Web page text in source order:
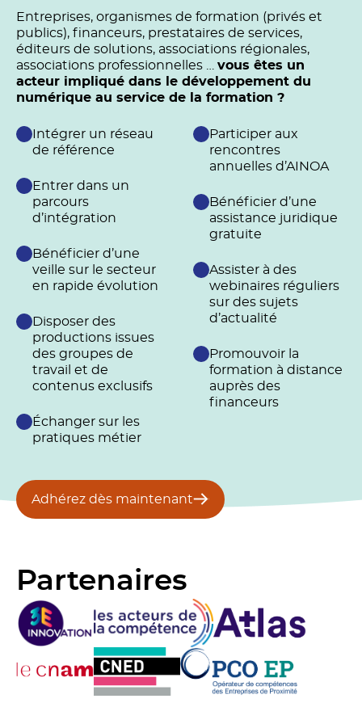
Entreprises, organismes de formation (privés et
publics), financeurs, prestataires de services,
éditeurs de solutions, associations régionales,
associations professionnelles … vous êtes un
acteur impliqué dans le développement du
numérique au service de la formation ?
Intégrer un réseau
de référence
Entrer dans un
parcours
d’intégration
Bénéficier d’une
veille sur le secteur
en rapide évolution
Disposer des
productions issues
des groupes de
travail et de
contenus exclusifs
Échanger sur les
pratiques métier
Participer aux
rencontres
annuelles d’AINOA
Bénéficier d’une
assistance juridique
gratuite
Assister à des
webinaires réguliers
sur des sujets
d’actualité
Promouvoir la
formation à distance
auprès des
financeurs
Adhérez dès maintenant
Partenaires